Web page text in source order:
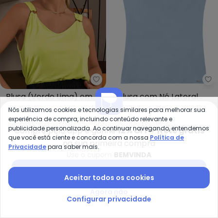
Quintess - Blusa (Verde Lima)
Blusa (Verde Lima) em
Malha de Viscose
QUINTESS
A partir deR$ 44,99R$ 79,99
Blusa com Nó Lateral
Adulto Feminino (Azul)
OUTLET
R$ 71,15R$ 74,90
ou2xdeR$ 35,57
-50% -55%
Compre pelo app e ganhe12% OFF + frete grátis
na sua primeira compra
Nós utilizamos cookies e tecnologias similares para melhorar sua
experiência de compra, incluindo conteúdo relevante e
publicidade personalizada. Ao continuar navegando, entendemos
que você está ciente e concorda com a nossa Política de
Privacidadepara saber mais.
Aceitar todos os cookies
Configurar privacidade